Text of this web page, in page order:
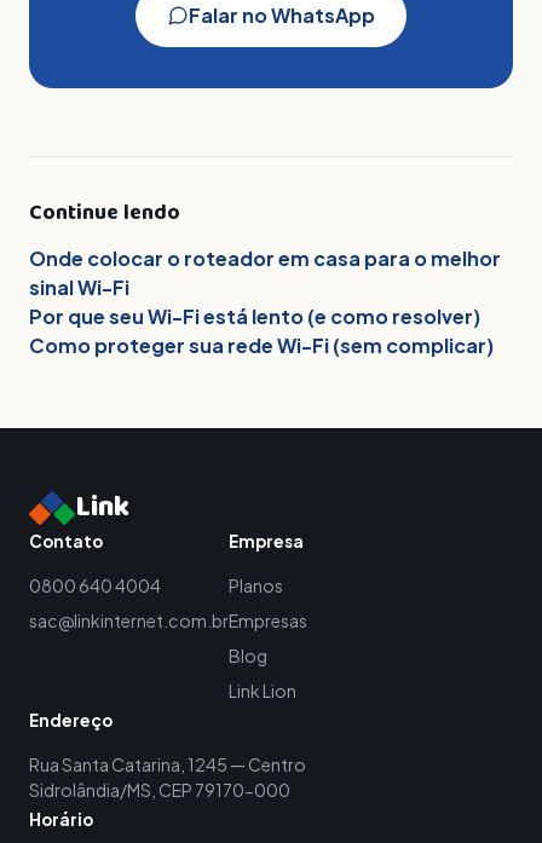
Falar no WhatsApp
Continue lendo
Onde colocar o roteador em casa para o melhor
sinal Wi-Fi
Por que seu Wi-Fi está lento (e como resolver)
Como proteger sua rede Wi-Fi (sem complicar)
Link
Contato
0800 640 4004
sac@linkinternet.com.br
Empresa
Planos
Empresas
Blog
Link Lion
Endereço
Rua Santa Catarina, 1245 — Centro
Sidrolândia/MS, CEP 79170-000
Horário